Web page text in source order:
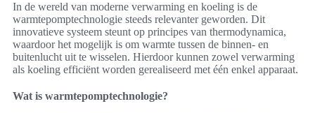
In de wereld van moderne verwarming en koeling is de
warmtepomptechnologie steeds relevanter geworden. Dit
innovatieve systeem steunt op principes van thermodynamica,
waardoor het mogelijk is om warmte tussen de binnen- en
buitenlucht uit te wisselen. Hierdoor kunnen zowel verwarming
als koeling efficiënt worden gerealiseerd met één enkel apparaat.
Wat is warmtepomptechnologie?